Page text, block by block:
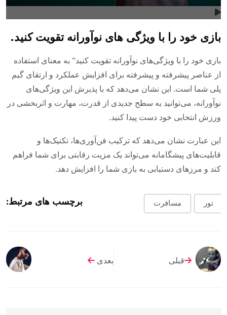
بازی خود را با ویژگی های نوآورانه تقویت کنید.
بازی خود را با ویژگی‌های نوآورانه تقویت کنید” به معنای استفاده
از عناصر پیشرفته و پیشرفته برای افزایش عملکرد و ارتقای گیم
پلی شما است. این نشان می‌دهد که با پذیرش این ویژگی‌های
نوآورانه، می‌توانید به سطح جدیدی از قدرت، مهارت و اثربخشی در
ورزش انتخابی خود دست پیدا کنید.
این عبارت نشان می‌دهد که ترکیب فن‌آوری‌ها، تکنیک‌ها و
قابلیت‌های پیشگامانه می‌تواند یک مزیت رقابتی برای شما فراهم
کند و مرزهای دستیابی به بازی شما را افزایش دهد.
برچسب های مرتبط: تور مسافرت
قبلی بعدی